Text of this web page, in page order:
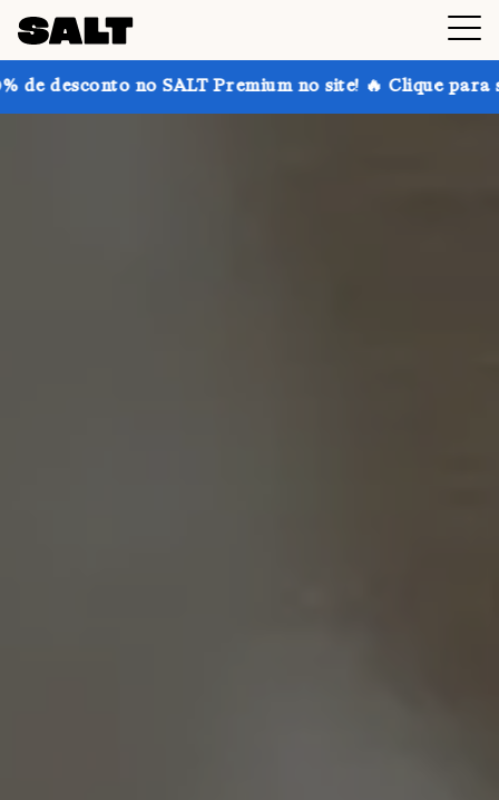
no SALT Premium no site! 🔥 Clique para saber mais